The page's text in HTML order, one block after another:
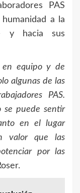
PAS
a la
y hacia sus
en equipo y de
algunas de las
PAS.
se puede sentir
en el lugar
valor que las
por las